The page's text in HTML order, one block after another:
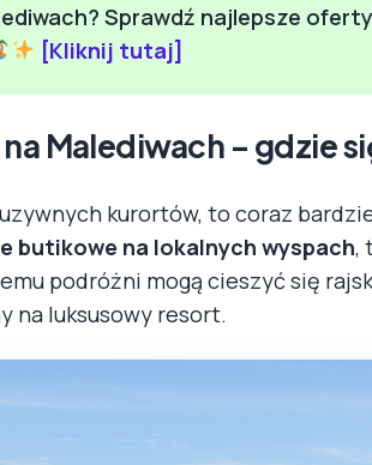
Sprawdź najlepsze
[Kliknij tutaj]
Malediwach – gdzie
kurortów, to coraz
butikowe na lokalnych wyspach,
podróżni mogą cieszyć się
na luksusowy resort.